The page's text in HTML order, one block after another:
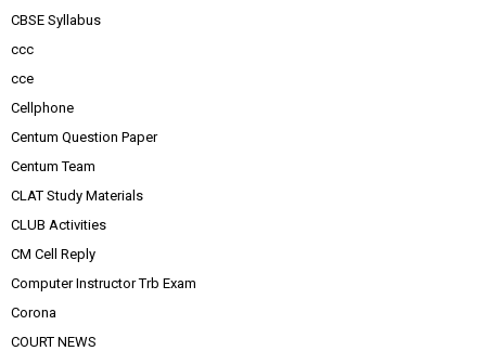
CBSE Syllabus
ccc
cce
Cellphone
Centum Question Paper
Centum Team
CLAT Study Materials
CLUB Activities
CM Cell Reply
Computer Instructor Trb Exam
Corona
COURT NEWS